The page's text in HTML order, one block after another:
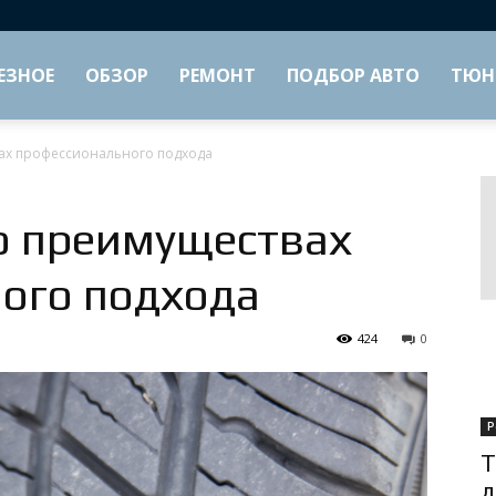
ОБЗОР РЕМОНТ ПОДБОР АВТО
профессионального подхода
преимуществах
подхода
0
424